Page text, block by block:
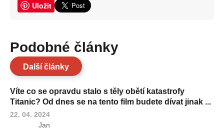
Uložit
Podobné články
Další články
Víte co se opravdu stalo s těly obětí katastrofy
Titanic? Od dnes se na tento film budete dívat jinak ...
22. 04. 2024
Jan